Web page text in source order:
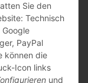
Sie den
Technisch
Google
PayPal
können die
Icon links
und